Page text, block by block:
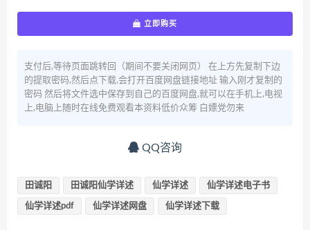
立即购买
支付后,等待页面跳转回（期间不要关闭网页） 在上方先复制下边
的提取密码,然后点下载,会打开百度网盘链接地址 输入刚才复制的
密码 然后将文件选中保存到自己的百度网盘,就可以在手机上,电视
上,电脑上随时在线免费观看本资料低价众筹 白嫖党勿来
QQ咨询
田诚阳 田诚阳仙学详述 仙学详述 仙学详述电子书
仙学详述pdf 仙学详述网盘 仙学详述下载